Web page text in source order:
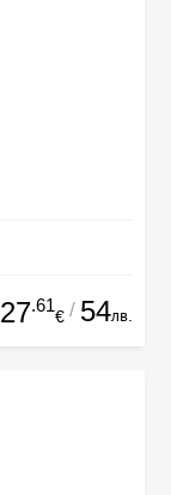
27.61
€ / 54лв.